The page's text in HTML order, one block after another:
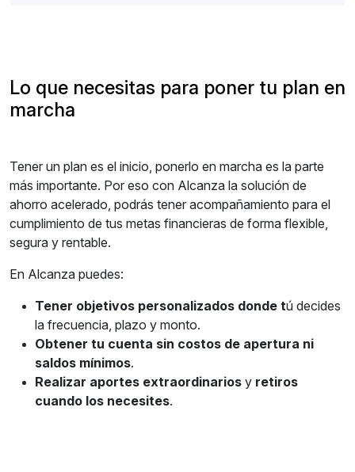
Lo que necesitas para poner tu plan en
marcha
Tener un plan es el inicio, ponerlo en marcha es la parte
más importante. Por eso con Alcanza la solución de
ahorro acelerado, podrás tener acompañamiento para el
cumplimiento de tus metas financieras de forma flexible,
segura y rentable.
En Alcanza puedes:
Tener objetivos personalizados donde tú decides
la frecuencia, plazo y monto.
Obtener tu cuenta sin costos de apertura ni
saldos mínimos.
Realizar aportes extraordinarios y retiros
cuando los necesites.